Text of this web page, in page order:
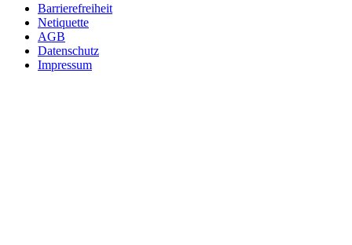
Barrierefreiheit
Netiquette
AGB
Datenschutz
Impressum